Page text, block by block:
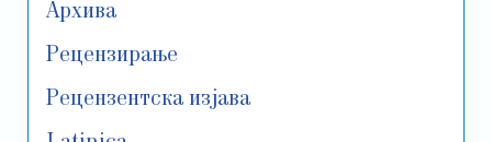
Архива
Рецензирање
Рецензентска изјава